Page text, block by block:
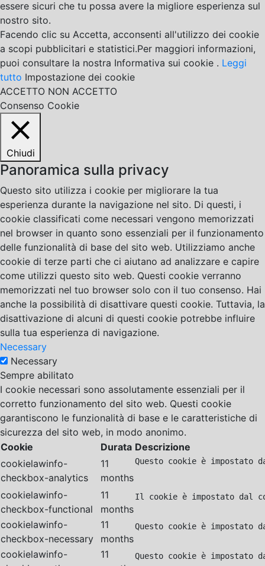
essere sicuri che tu possa avere la migliore esperienza sul
nostro sito.
Facendo clic su Accetta, acconsenti all'utilizzo dei cookie
a scopi pubblicitari e statistici.Per maggiori informazioni,
puoi consultare la nostra Informativa sui cookie . Leggi
tutto Impostazione dei cookie
ACCETTO NON ACCETTO
Consenso Cookie
Chiudi
Panoramica sulla privacy
Questo sito utilizza i cookie per migliorare la tua
esperienza durante la navigazione nel sito. Di questi, i
cookie classificati come necessari vengono memorizzati
nel browser in quanto sono essenziali per il funzionamento
delle funzionalità di base del sito web. Utilizziamo anche
cookie di terze parti che ci aiutano ad analizzare e capire
come utilizzi questo sito web. Questi cookie verranno
memorizzati nel tuo browser solo con il tuo consenso. Hai
anche la possibilità di disattivare questi cookie. Tuttavia, la
disattivazione di alcuni di questi cookie potrebbe influire
sulla tua esperienza di navigazione.
Necessary
Necessary
Sempre abilitato
I cookie necessari sono assolutamente essenziali per il
corretto funzionamento del sito web. Questi cookie
garantiscono le funzionalità di base e le caratteristiche di
sicurezza del sito web, in modo anonimo.
Cookie
Durata Descrizione
cookielawinfo-
checkbox-analytics
11
months
Questo cookie è
cookielawinfo-
checkbox-functional
11
months
Il cookie è impostato dal
cookielawinfo-
checkbox-necessary
11
months
Questo cookie è impostato
cookielawinfo-
11
Questo cookie è